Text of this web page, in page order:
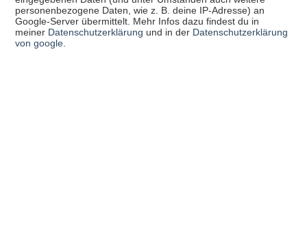
personenbezogene Daten, wie z. B. deine IP-Adresse) an
Google-Server übermittelt. Mehr Infos dazu findest du in
meiner Datenschutzerklärung und in der Datenschutzerklärung
von google